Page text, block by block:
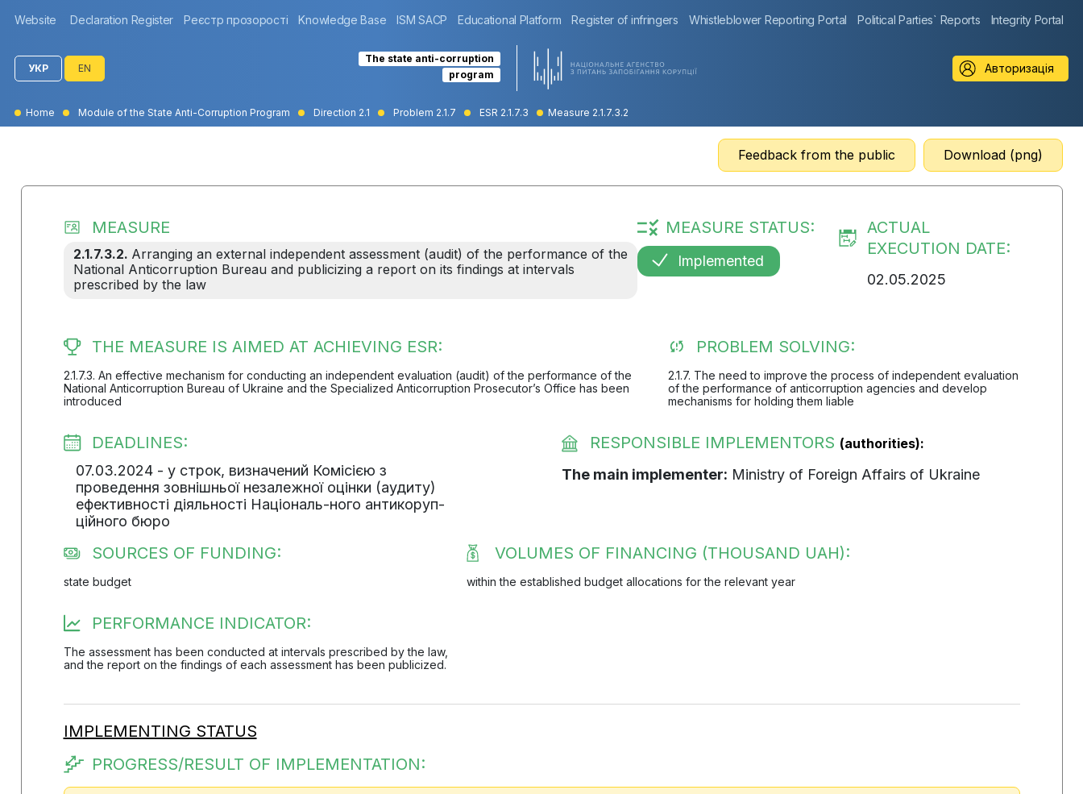
Website Declaration Register Реєстр прозорості Knowledge Base ISM SACP Educational Platform Register of infringers Whistleblower Reporting Portal Political Parties` Reports Integrity Portal
УКР EN
The state anti-corruption
program
Авторизація
Home Module of the State Anti-Corruption Program Direction 2.1 Problem 2.1.7 ESR 2.1.7.3 Measure 2.1.7.3.2
Feedback from the public Download (png)
MEASURE
2.1.7.3.2. Arranging an external independent assessment (audit) of the performance of the
National Anticorruption Bureau and publicizing a report on its findings at intervals
prescribed by the law
MEASURE STATUS:
Implemented
ACTUAL
EXECUTION DATE:
02.05.2025
THE MEASURE IS AIMED AT ACHIEVING ESR:
2.1.7.3. An effective mechanism for conducting an independent evaluation (audit) of the performance of the
National Anticorruption Bureau of Ukraine and the Specialized Anticorruption Prosecutor’s Office has been
introduced
PROBLEM SOLVING:
2.1.7. The need to improve the process of independent evaluation
of the performance of anticorruption agencies and develop
mechanisms for holding them liable
DEADLINES:
07.03.2024 - у строк, визначений Комісією з
проведення зовнішньої незалежної оцінки (аудиту)
ефективності діяльності Національ-ного антикоруп-
ційного бюро
RESPONSIBLE IMPLEMENTORS (authorities):
The main implementer: Ministry of Foreign Affairs of Ukraine
SOURCES OF FUNDING:
state budget
VOLUMES OF FINANCING (THOUSAND UAH):
within the established budget allocations for the relevant year
PERFORMANCE INDICATOR:
The assessment has been conducted at intervals prescribed by the law,
and the report on the findings of each assessment has been publicized.
IMPLEMENTING STATUS
PROGRESS/RESULT OF IMPLEMENTATION: